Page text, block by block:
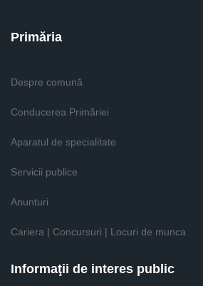
Primăria
Despre comună
Conducerea Primăriei
Aparatul de specialitate
Servicii publice
Anunturi
Cariera | Concursuri | Locuri de munca
Informaţii de interes public